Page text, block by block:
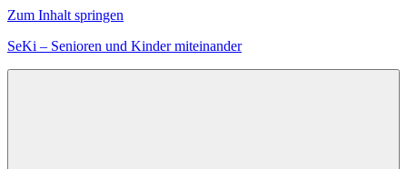
Zum Inhalt springen
SeKi – Senioren und Kinder miteinander